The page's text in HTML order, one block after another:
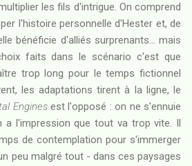
les fils d'intrigue. On comprend
l'histoire personnelle d'Hester et, de
bénéficie d'alliés surprenants... mais
faits dans le scénario c'est que
trop long pour le temps fictionnel
les adaptations tirent à la ligne, le
Enginesest l'opposé : on ne s'ennuie
a l'impression que tout va trop vite. Il
de contemplation pour s'immerger
peu malgré tout - dans ces paysages